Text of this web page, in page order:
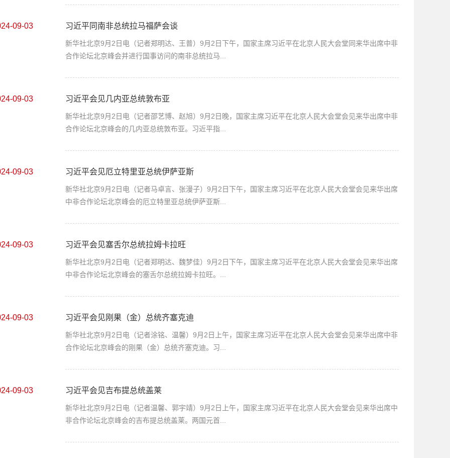
09-03 习近平同南非总统拉马福萨会谈
新华社北京9月2日电（记者郑明达、王普）9月2日下午，国家主席习近平在北京人民大会堂同来华出席中非
合作论坛北京峰会并进行国事访问的南非总统拉马...
09-03 习近平会见几内亚总统敦布亚
新华社北京9月2日电（记者邵艺博、赵旭）9月2日晚，国家主席习近平在北京人民大会堂会见来华出席中非
合作论坛北京峰会的几内亚总统敦布亚。习近平指...
09-03 习近平会见厄立特里亚总统伊萨亚斯
新华社北京9月2日电（记者马卓言、张漫子）9月2日下午，国家主席习近平在北京人民大会堂会见来华出席
中非合作论坛北京峰会的厄立特里亚总统伊萨亚斯...
09-03 习近平会见塞舌尔总统拉姆卡拉旺
新华社北京9月2日电（记者郑明达、魏梦佳）9月2日下午，国家主席习近平在北京人民大会堂会见来华出席
中非合作论坛北京峰会的塞舌尔总统拉姆卡拉旺。...
09-03 习近平会见刚果（金）总统齐塞克迪
新华社北京9月2日电（记者涂铭、温馨）9月2日上午，国家主席习近平在北京人民大会堂会见来华出席中非
合作论坛北京峰会的刚果（金）总统齐塞克迪。习...
09-03 习近平会见吉布提总统盖莱
新华社北京9月2日电（记者温馨、郭宇靖）9月2日上午，国家主席习近平在北京人民大会堂会见来华出席中
非合作论坛北京峰会的吉布提总统盖莱。两国元首...